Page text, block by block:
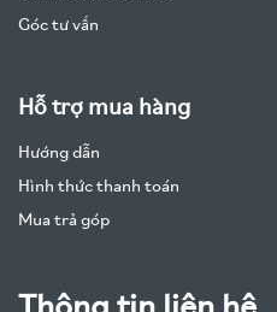
Góc tư vấn
Hỗ trợ mua hàng
Hướng dẫn
Hình thức thanh toán
Mua trả góp